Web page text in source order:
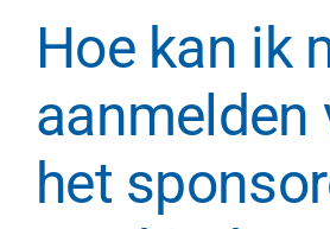
Hoe kan ik
aanmelden
het